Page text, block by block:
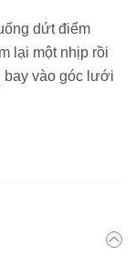
dứt điểm
lại một nhịp rồi
bay vào góc lưới